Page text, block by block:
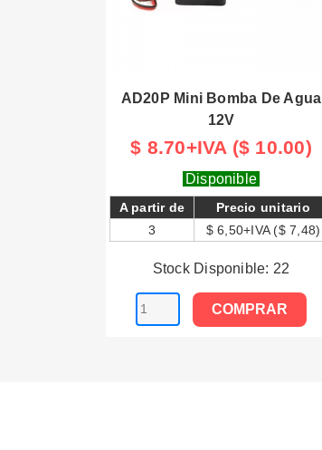
AD20P Mini Bomba De Agua
12V
$ 8.70+IVA ($ 10.00)
Disponible
A partir de
Precio unitario
3
$ 6,50+IVA ($ 7,48)
Stock Disponible: 22
COMPRAR